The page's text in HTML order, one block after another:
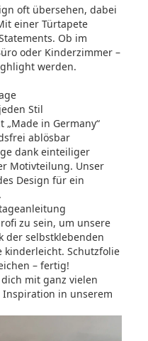
oft übersehen, dabei
einer Türtapete
Ob im
oder Kinderzimmer –
werden.
Stil
in Germany“
ablösbar
dank einteiliger
Motivteilung. Unser
Design für ein
zu sein, um unsere
der selbstklebenden
kinderleicht. Schutzfolie
– fertig!
mit ganz vielen
in unserem